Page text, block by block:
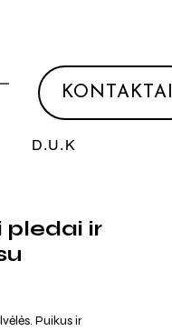
D.U.K
KONTAKTAI
pledai ir
Puikus ir